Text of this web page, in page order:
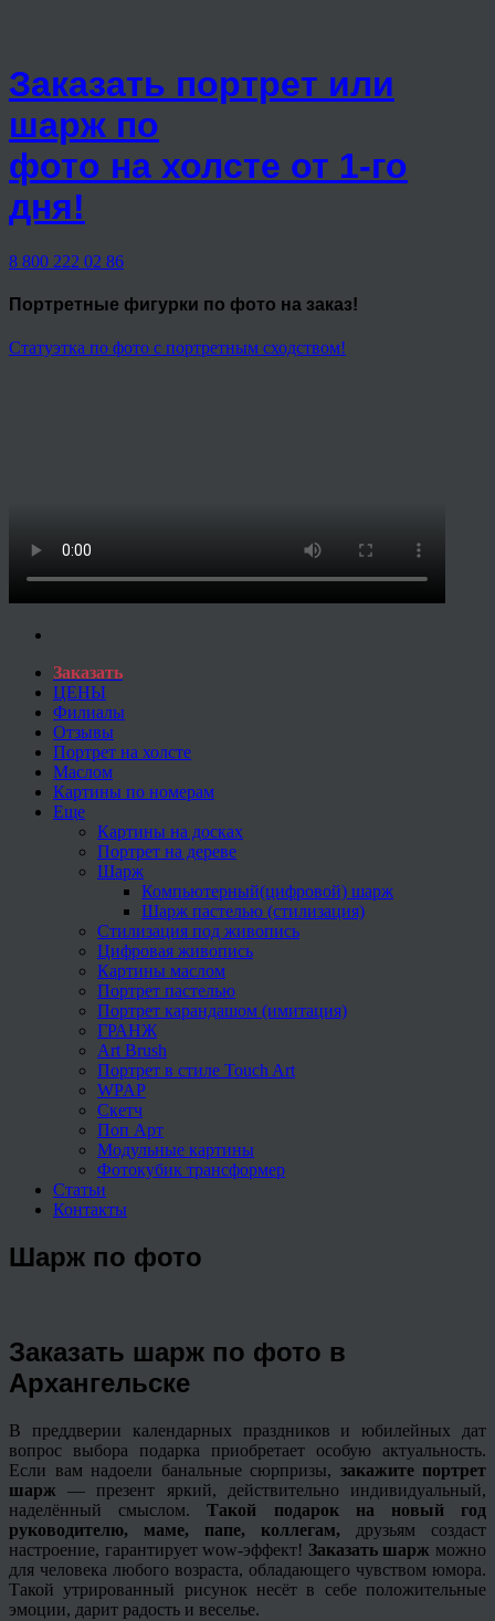
Заказать портрет или
шарж по
фото на холсте от 1-го
дня!
8 800 222 02 86
Портретные фигурки по фото на заказ!
Статуэтка по фото с портретным сходством!
Заказать
ЦЕНЫ
Филиалы
Отзывы
Портрет на холсте
Маслом
Картины по номерам
Еще
Картины на досках
Портрет на дереве
Шарж
Компьютерный(цифровой) шарж
Шарж пастелью (стилизация)
Стилизация под живопись
Цифровая живопись
Картины маслом
Портрет пастелью
Портрет карандашом (имитация)
ГРАНЖ
Art Brush
Портрет в стиле Touch Art
WPAP
Скетч
Поп Арт
Модульные картины
Фотокубик трансформер
Статьи
Контакты
Шарж по фото
Заказать шарж по фото в
Архангельске
В преддверии календарных праздников и юбилейных дат
вопрос выбора подарка приобретает особую актуальность.
Если вам надоели банальные сюрпризы, закажите портрет
шарж — презент яркий, действительно индивидуальный,
наделённый смыслом.Такой подарок на новый год
руководителю, маме, папе, коллегам, друзьям создаст
настроение, гарантирует wow-эффект! Заказать шарж можно
для человека любого возраста, обладающего чувством юмора.
Такой утрированный рисунок несёт в себе положительные
эмоции, дарит радость и веселье.